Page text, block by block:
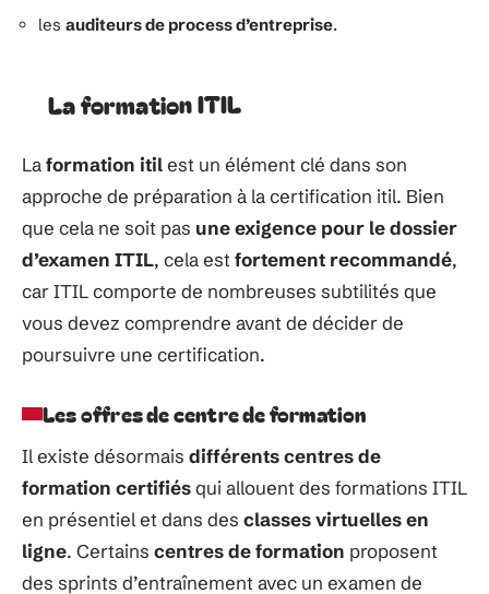
les auditeurs de process d’entreprise.
La formation ITIL
Laformation itilest un élément clé dans son
approche de préparation à la certification itil. Bien
que cela ne soit pas uneexigence pour le dossier
d’examen ITIL, celaest fortement recommandé,
carITILcomporte de nombreuses subtilités que
vous devez comprendre avant de déciderde
poursuivre une certification.
Les offres de centre de formation
Ilexiste désormais différents centres de
formation certifiésqui allouent des formations ITIL
en présentiel et dans des classesvirtuellesen
ligne. Certains centres de formation proposent
des sprints d’entraînement avec un examen de